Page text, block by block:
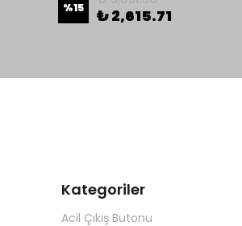
%15 ₺ 2,615.71
Kategoriler
Acil Çıkış Butonu